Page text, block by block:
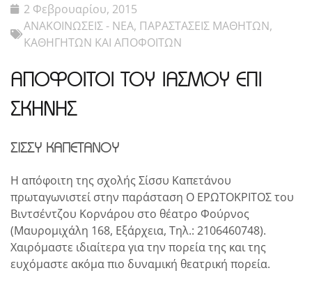
2 Φεβρουαρίου, 2015
ΑΝΑΚΟΙΝΩΣΕΙΣ - ΝΕΑ, ΠΑΡΑΣΤΑΣΕΙΣ ΜΑΘΗΤΩΝ,
ΚΑΘΗΓΗΤΩΝ ΚΑΙ ΑΠΟΦΟΙΤΩΝ
ΑΠΟΦΟΙΤΟΙ ΤΟΥ ΙΑΣΜΟΥ ΕΠΙ
ΣΚΗΝΗΣ
ΣΙΣΣΥ ΚΑΠΕΤΑΝΟΥ
Η απόφοιτη της σχολής Σίσσυ Καπετάνου
πρωταγωνιστεί στην παράσταση Ο ΕΡΩΤΟΚΡΙΤΟΣ του
Βιντσέντζου Κορνάρου στο θέατρο Φούρνος
(Μαυρομιχάλη 168, Εξάρχεια, Τηλ.: 2106460748).
Χαιρόμαστε ιδιαίτερα για την πορεία της και της
ευχόμαστε ακόμα πιο δυναμική θεατρική πορεία.